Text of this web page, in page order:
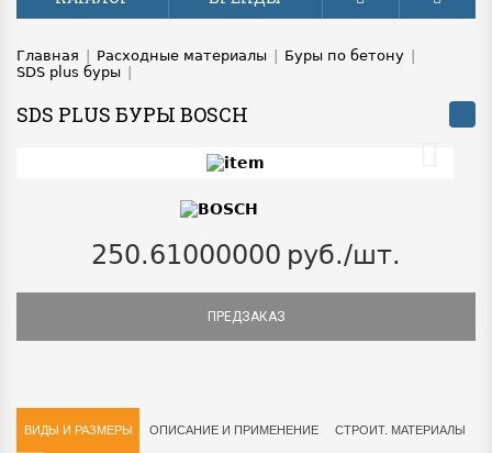
Главная Расходные материалы Буры по бетону
SDS plus буры
SDS PLUS БУРЫ BOSCH
250.61000000 руб./шт.
ПРЕДЗАКАЗ
ВИДЫ И РАЗМЕРЫ ОПИСАНИЕ И ПРИМЕНЕНИЕ СТРОИТ. МАТЕРИАЛЫ